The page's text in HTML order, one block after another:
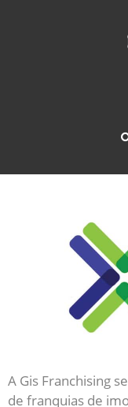
A Gis Franchising
de franquias de